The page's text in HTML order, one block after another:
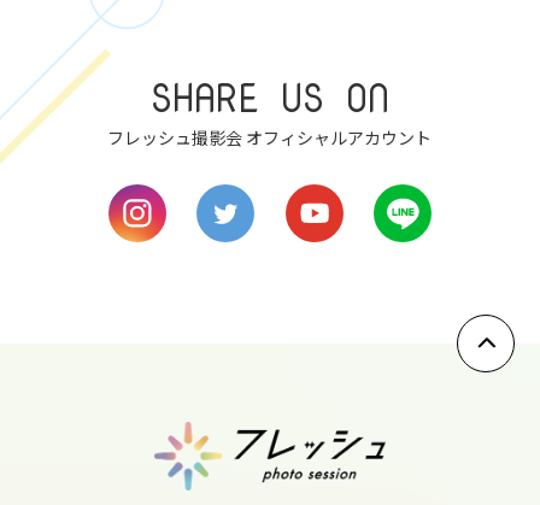
7
tue
SHARE US ON
フレッシュ撮影会 オフィシャルアカウント